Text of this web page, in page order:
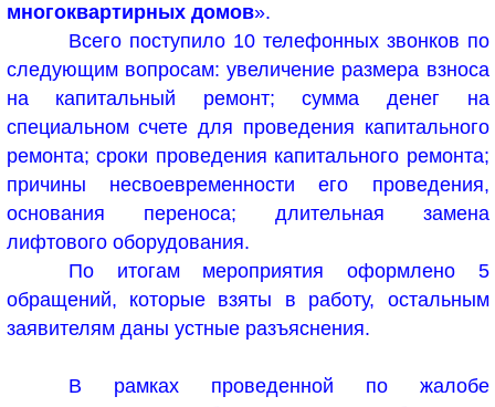
многоквартирных домов».
Всего поступило 10 телефонных звонков по
следующим вопросам: увеличение размера взноса
на капитальный ремонт; сумма денег на
специальном счете для проведения капитального
ремонта; сроки проведения капитального ремонта;
причины несвоевременности его проведения,
основания переноса; длительная замена
лифтового оборудования.
По итогам мероприятия оформлено 5
обращений, которые взяты в работу, остальным
заявителям даны устные разъяснения.
В рамках проведенной по жалобе